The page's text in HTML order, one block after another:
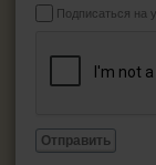
Подписаться на
Отправить